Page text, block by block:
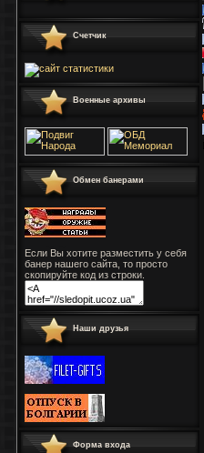
Счетчик
Военные архивы
Обмен банерами
Если Вы хотите разместить у себя
банер нашего сайта, то просто
скопируйте код из строки.
Наши друзья
Форма входа